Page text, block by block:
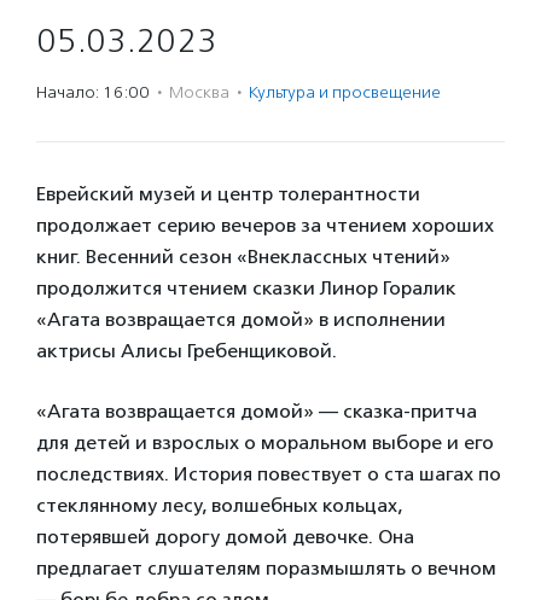
05.03.2023
Начало: 16:00 · Москва · Культура и просвещение
Еврейский музей и центр толерантности
продолжает серию вечеров за чтением хороших
книг. Весенний сезон «Внеклассных чтений»
продолжится чтением сказки Линор Горалик
«Агата возвращается домой» в исполнении
актрисы Алисы Гребенщиковой.
«Агата возвращается домой» — сказка-притча
для детей и взрослых о моральном выборе и его
последствиях. История повествует о ста шагах по
стеклянному лесу, волшебных кольцах,
потерявшей дорогу домой девочке. Она
предлагает слушателям поразмышлять о вечном